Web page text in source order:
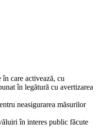
care activează, cu
în legătură cu avertizarea
neasigurarea măsurilor
în interes public făcute